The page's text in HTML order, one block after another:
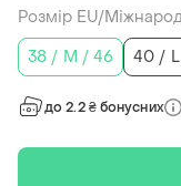
Розмір EU/
38 / M / 46
до 2.2 ₴ бонусних